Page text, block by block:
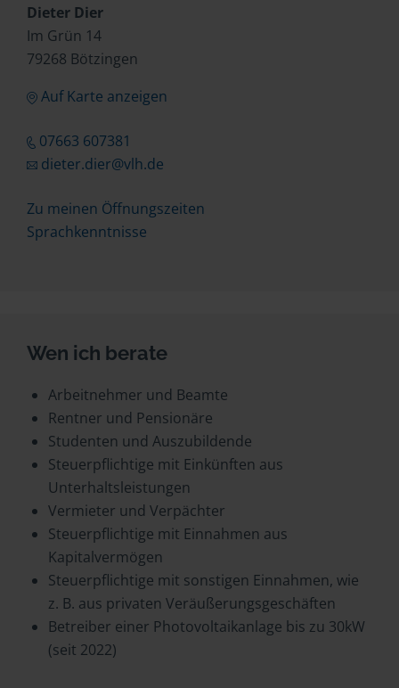
Dieter Dier
Im Grün 14
79268 Bötzingen
Auf Karte anzeigen
07663 607381
dieter.dier@vlh.de
Zu meinen Öffnungszeiten
Sprachkenntnisse
Wen ich berate
Arbeitnehmer und Beamte
Rentner und Pensionäre
Studenten und Auszubildende
Steuerpflichtige mit Einkünften aus
Unterhaltsleistungen
Vermieter und Verpächter
Steuerpflichtige mit Einnahmen aus
Kapitalvermögen
Steuerpflichtige mit sonstigen Einnahmen, wie
z. B. aus privaten Veräußerungsgeschäften
Betreiber einer Photovoltaikanlage bis zu 30kW
(seit 2022)